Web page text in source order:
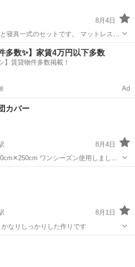
8月4日
式のセットです。 マットレスは
さらに厚さ約2.5インチ（約6cm）の
内容 クイーンサイズ
多数✨】家賃4万円以下多数
】賃貸物件多数掲載！
Ad
カバー
8月4日
ワンシーズン使用しまし
、中古品にご理解のある方にお譲りし
駅
8月1日
横 510 奥行き 330 高さ 1610 かなりしっかりした作りです